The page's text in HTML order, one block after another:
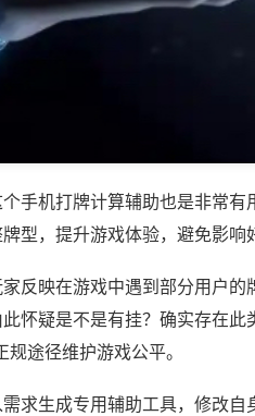
手机打牌计算辅助也是非常
型，提升游戏体验，避免影响
反映在游戏中遇到部分用户
怀疑是不是有挂？确实存在
途径维护游戏公平。
求生成专用辅助工具，修改自